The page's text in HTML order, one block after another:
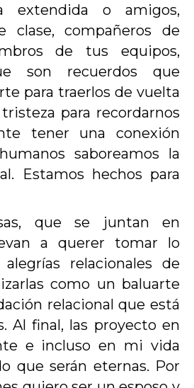
extendida o amigos,
clase, compañeros de
de tus equipos,
son recuerdos que
para traerlos de vuelta
para recordarnos
tener una conexión
saboreamos la
Estamos hechos para
que se juntan en
a querer tomar lo
relacionales de
como un baluarte
relacional que está
Al final, las proyecto en
e incluso en mi vida
que serán eternas. Por